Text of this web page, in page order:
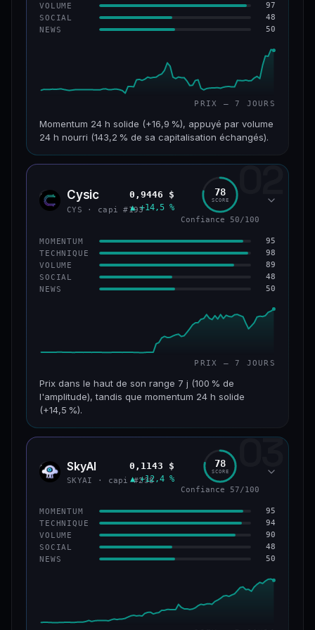
VOLUME 97
SOCIAL 48
NEWS 50
PRIX — 7 JOURS
Momentum 24 h solide (+16,9 %), appuyé par volume
24 h nourri (143,2 % de sa capitalisation échangés).
CAP. MARCHÉ VOLUME 24 H
VAR. 7 J VAR. 30 J
−10,2 %
VS ATH
−42,1 %
CONFIANCE 43/100
02
CYS Cysic
CYS · capi #193
0,9446 $
▲ +14,5 %
78
SCORE
Confiance 50/100
MOMENTUM 95
TECHNIQUE 98
VOLUME 89
SOCIAL 48
NEWS 50
PRIX — 7 JOURS
Prix dans le haut de son range 7 j (100 % de
l'amplitude), tandis que momentum 24 h solide
(+14,5 %).
CAP. MARCHÉ VOLUME 24 H
VAR. 7 J VAR. 30 J
+211,4 %
VS ATH
−3,2 % #193
CONFIANCE 50/100
03
SKYA SkyAI
SKYAI · capi #238
0,1143 $
▲ +12,4 %
78
SCORE
Confiance 57/100
MOMENTUM 95
TECHNIQUE 94
VOLUME 90
SOCIAL 48
NEWS 50